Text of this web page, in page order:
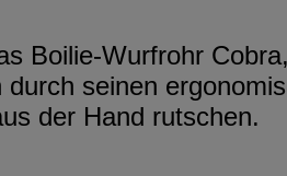
Boilie-Wurfrohr
seinen
der Hand rutschen.